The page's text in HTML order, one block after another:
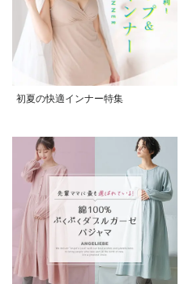
初夏の快適インナー特集